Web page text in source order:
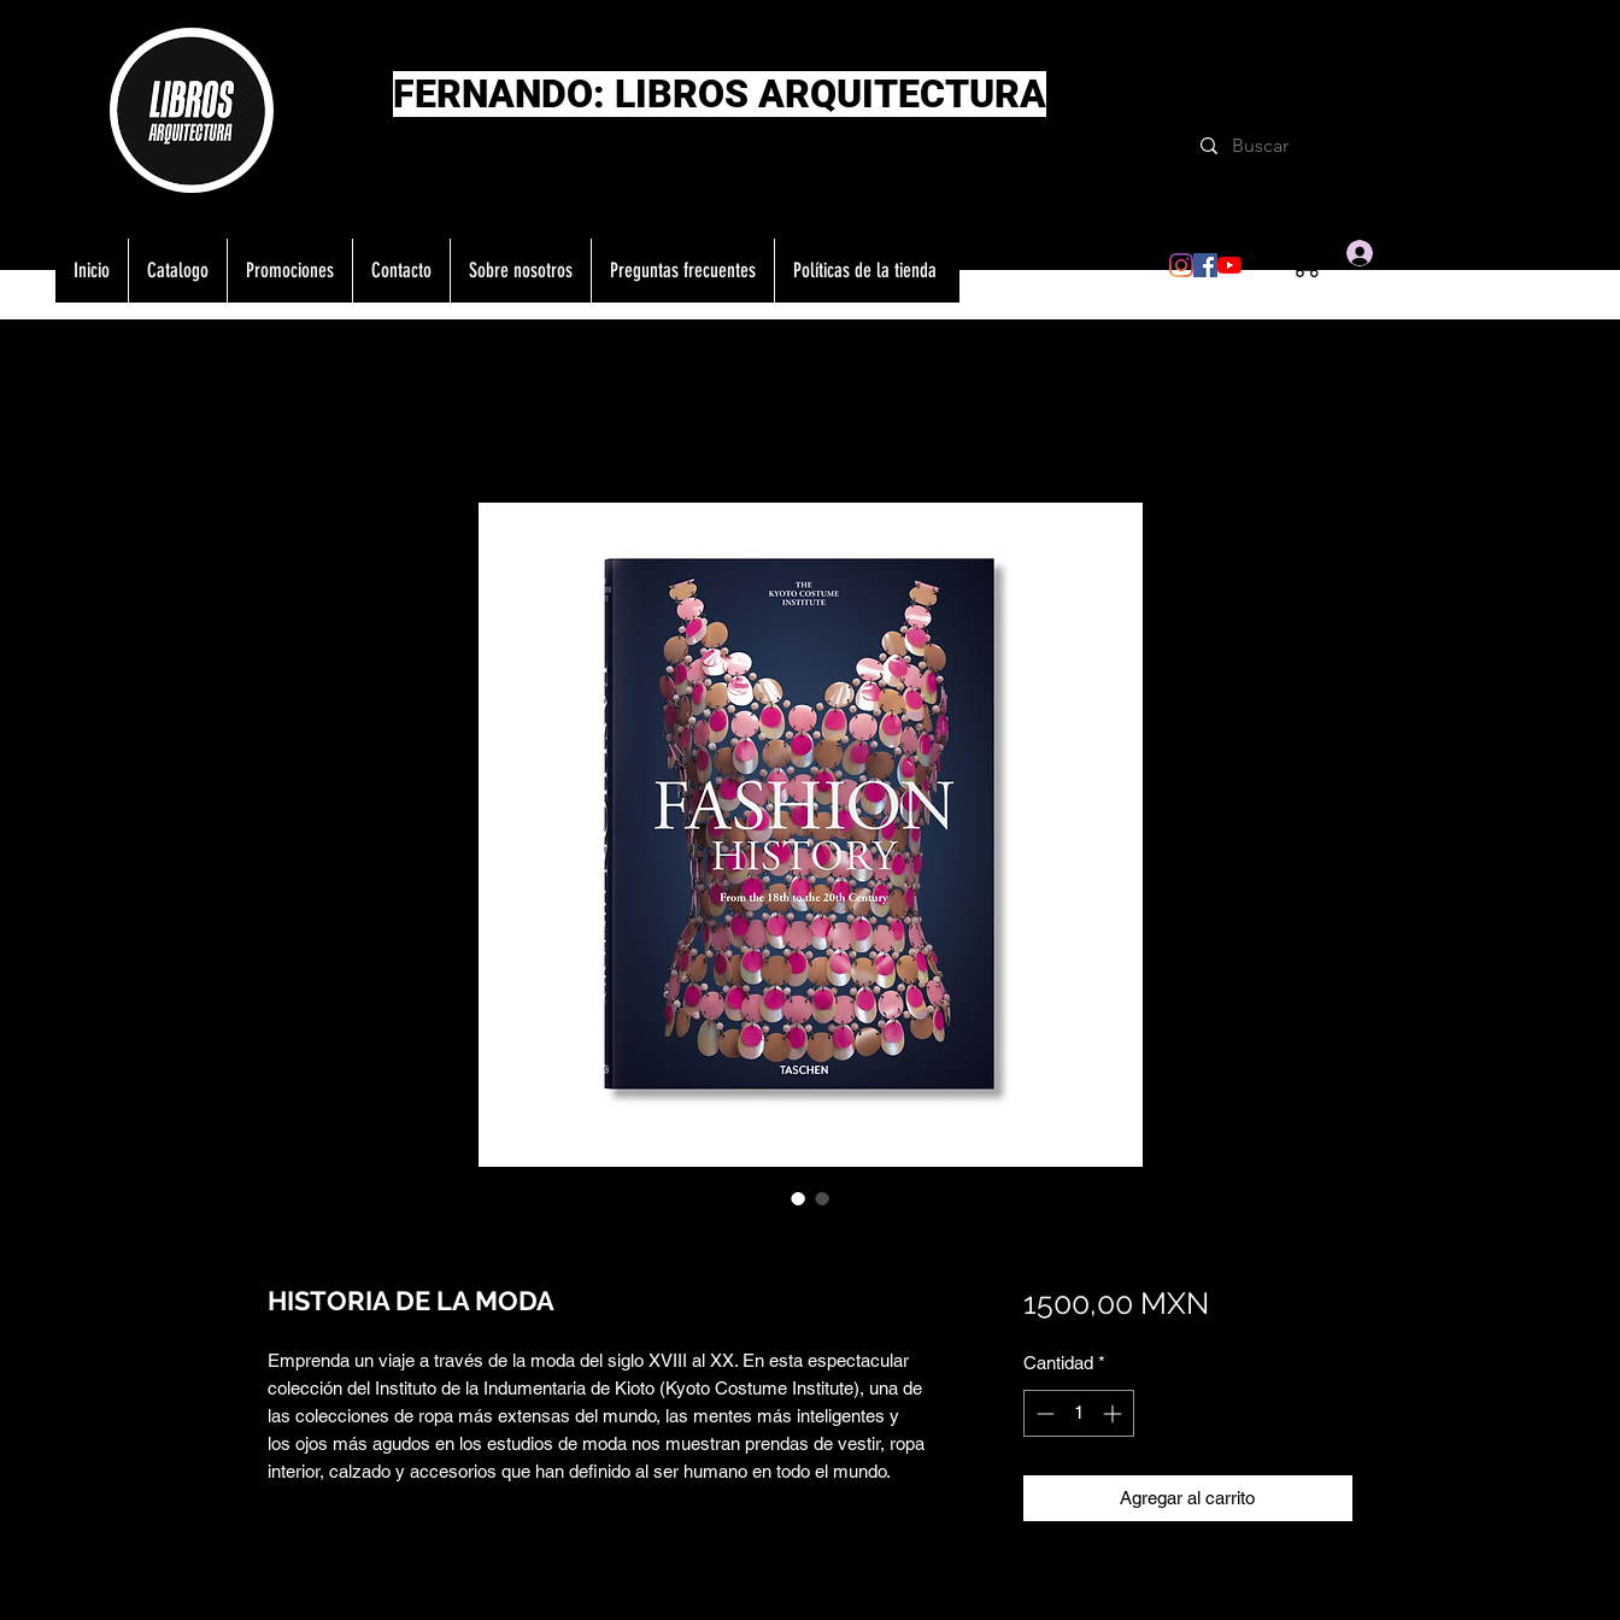
FERNANDO: LIBROS ARQUITECTURA
Inicio Catalogo Promociones Contacto Sobre nosotros Preguntas frecuentes Políticas de la tienda
HISTORIA DE LA MODA
Emprenda un viaje a través de la moda del siglo XVIII al XX. En esta espectacular
colección del Instituto de la Indumentaria de Kioto (Kyoto Costume Institute), una de
las colecciones de ropa más extensas del mundo, las mentes más inteligentes y
los ojos más agudos en los estudios de moda nos muestran prendas de vestir, ropa
interior, calzado y accesorios que han definido al ser humano en todo el mundo.
1500,00 MXN
Cantidad *
Agregar al carrito